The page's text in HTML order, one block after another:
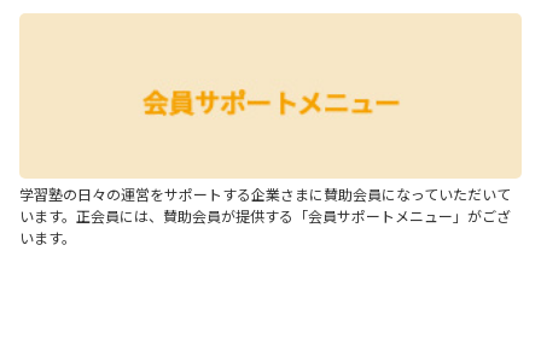
学習塾の日々の運営をサポートする企業さまに賛助会員になっていただいて
います。正会員には、賛助会員が提供する「会員サポートメニュー」がござ
います。